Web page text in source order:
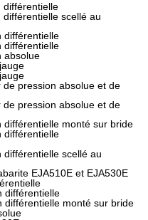
différentielle
différentielle scellé au
différentielle
différentielle
absolue
de pression absolue et de
de pression absolue et de
différentielle monté sur bride
différentielle
différentielle scellé au
EJA510E et EJA530E
différentielle
différentielle monté sur bride